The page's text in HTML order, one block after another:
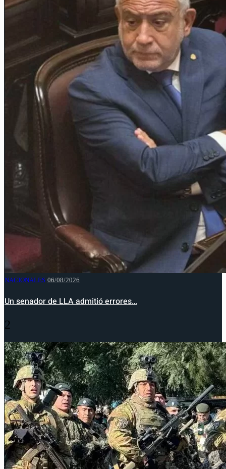
NACIONALES 06/08/2026
Un senador de LLA admitió errores…
2